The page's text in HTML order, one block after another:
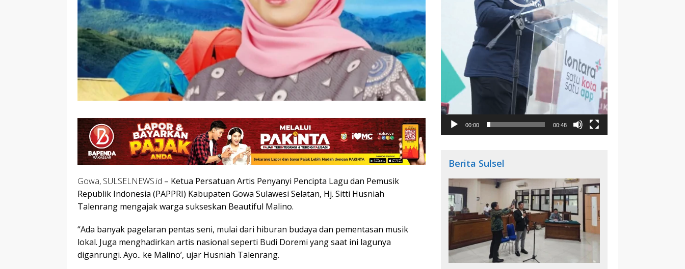
Gowa, SULSELNEWS.id – Ketua Persatuan Artis Penyanyi Pencipta Lagu dan Pemusik
Republik Indonesia (PAPPRI) Kabupaten Gowa Sulawesi Selatan, Hj. Sitti Husniah
Talenrang mengajak warga sukseskan Beautiful Malino.
“Ada banyak pagelaran pentas seni, mulai dari hiburan budaya dan pementasan musik
lokal. Juga menghadirkan artis nasional seperti Budi Doremi yang saat ini lagunya
diganrungi. Ayo.. ke Malino’, ujar Husniah Talenrang.
00:00 00:48
Berita Sulsel